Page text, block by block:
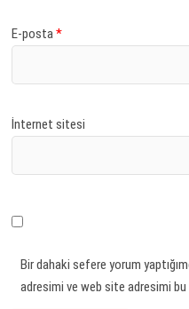
E-posta*
İnternet sitesi
Bir dahaki sefere yorum
adresimi ve web site adresimi bu